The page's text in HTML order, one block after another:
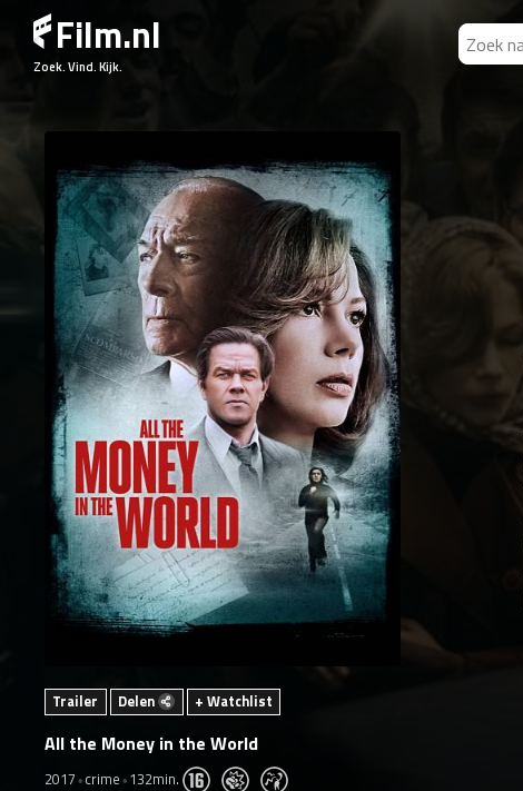
Film.nl
Zoek. Vind. Kijk.
Trailer Delen + Watchlist
All the Money in the World
2017 crime 132min.